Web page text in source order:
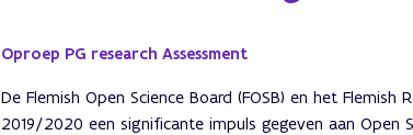
Oproep PG research Assessment
De Flemish Open Science Board (FOSB) en het
2019/2020 een significante impuls gegeven aan Open